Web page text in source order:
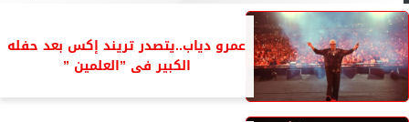
عمرو دياب..يتصدر تريند إكس بعد حفله
الكبير فى ”العلمين ”